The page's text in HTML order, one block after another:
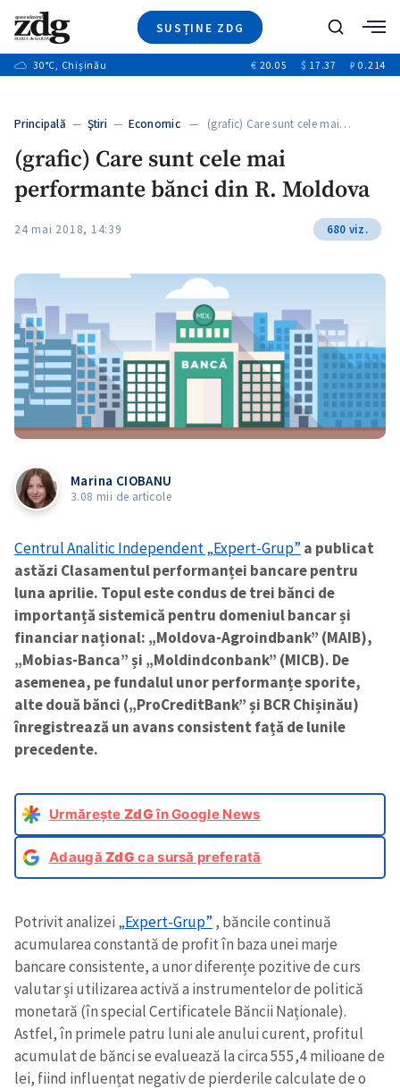
SUSȚINE ZDG
Ştiri
+9
Video
Special
+1
Blog
Caută
30°C, Chișinău € 20.05 $ 17.37 ₽ 0.214
Principală — Ştiri — Economic— (grafic) Care sunt cele mai…
(grafic) Care sunt cele mai
performante bănci din R. Moldova
24 mai 2018, 14:39 680 viz.
Marina CIOBANU
3.08 mii de articole
Centrul Analitic Independent „Expert-Grup” a publicat
astăzi Clasamentul performanței bancare pentru
luna aprilie. Topul este condus de trei bănci de
importanță sistemică pentru domeniul bancar și
financiar național: „Moldova-Agroindbank” (MAIB),
„Mobias-Banca” și „Moldindconbank” (MICB). De
asemenea, pe fundalul unor performanțe sporite,
alte două bănci („ProCreditBank” și BCR Chișinău)
înregistrează un avans consistent față de lunile
precedente.
Urmărește ZdGîn Google News
AdaugăZdG ca sursă preferată
Potrivit analizei„Expert-Grup” , băncile continuă
acumularea constantă de profit în baza unei marje
bancare consistente, a unor diferențe pozitive de curs
valutar și utilizarea activă a instrumentelor de politică
monetară (în special Certificatele Băncii Naționale).
Astfel, în primele patru luni ale anului curent, profitul
acumulat de bănci se evaluează la circa 555,4 milioane de
lei, fiind influențat negativ de pierderile calculate de o